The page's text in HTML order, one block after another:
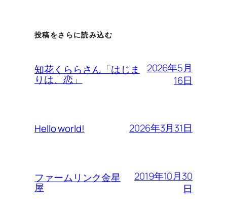
投稿をさらに読み込む
知花くららさん「はじま
りは、恋」
2026年5月
16日
Hello world! 2026年3月31日
ファームリンク金星
屋
2019年10月30
日